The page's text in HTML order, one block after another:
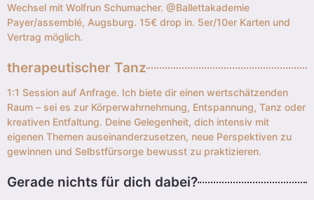
Wechsel mit Wolfrun Schumacher. @Ballettakademie
Payer/assemblé, Augsburg. 15€ drop in. 5er/10er Karten und
Vertrag möglich.
therapeutischer Tanz
1:1 Session auf Anfrage. Ich biete dir einen wertschätzenden
Raum – sei es zur Körperwahrnehmung, Entspannung, Tanz oder
kreativen Entfaltung. Deine Gelegenheit, dich intensiv mit
eigenen Themen auseinanderzusetzen, neue Perspektiven zu
gewinnen und Selbstfürsorge bewusst zu praktizieren.
Gerade nichts für dich dabei?